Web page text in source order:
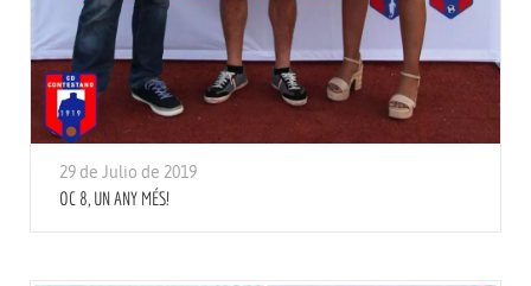
29 de Julio de 2019
OC 8, UN ANY MÉS!